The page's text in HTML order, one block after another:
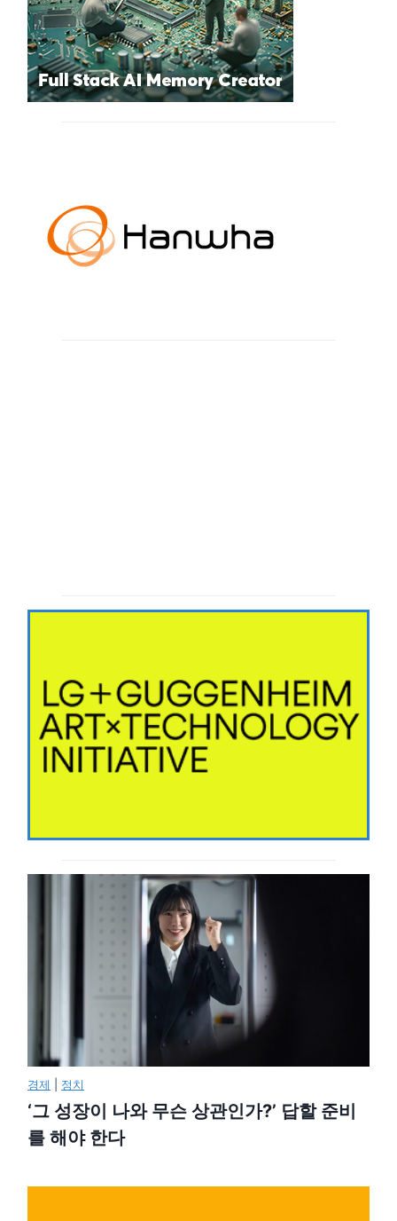
경제 정치
‘그 성장이 나와 무슨 상관인가?’ 답할 준비
를 해야 한다